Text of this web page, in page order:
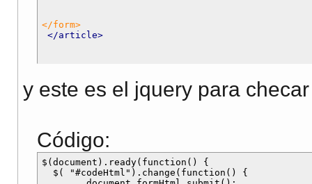
</form>
</article>
y este es el jquery para
Código:
$(document).ready(function() {
  $( "#codeHtml").change(function() {